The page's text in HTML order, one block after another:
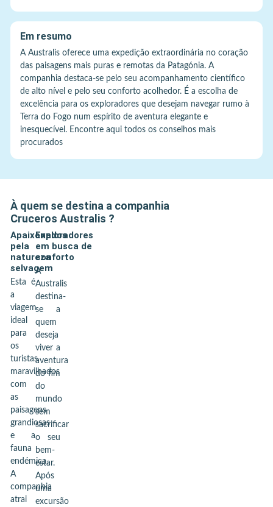
Em resumo
A Australis oferece uma expedição extraordinária no coração
das paisagens mais puras e remotas da Patagónia. A
companhia destaca-se pelo seu acompanhamento científico
de alto nível e pelo seu conforto acolhedor. É a escolha de
excelência para os exploradores que desejam navegar rumo à
Terra do Fogo num espírito de aventura elegante e
inesquecível. Encontre aqui todos os conselhos mais
procurados
À quem se destina a companhia
Cruceros Australis ?
Apaixonados
pela
natureza
selvagem
Esta é
a
viagem
ideal
para
os
turistas
maravilhados
com
as
paisagens
grandiosas
e a
fauna
endémica.
A
companhia
atrai
Exploradores
em busca de
conforto
A
Australis
destina-
se a
quem
deseja
viver a
aventura
do fim
do
mundo
sem
sacrificar
o seu
bem-
estar.
Após
uma
excursão